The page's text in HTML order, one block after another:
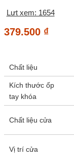
Lưt xem: 1654
379.500 ₫
Chất liệu
Kích thước ốp
tay khóa
Chất liệu cửa
Vị trí cửa